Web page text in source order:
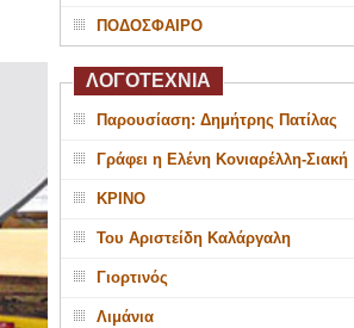
ΠΟΔΟΣΦΑΙΡΟ
ΛΟΓΟΤΕΧΝΙΑ
Παρουσίαση: Δημήτρης Πατίλας
Γράφει η Ελένη Κονιαρέλλη-Σιακή
ΚΡΙΝΟ
Του Αριστείδη Καλάργαλη
Γιορτινός
Λιμάνια